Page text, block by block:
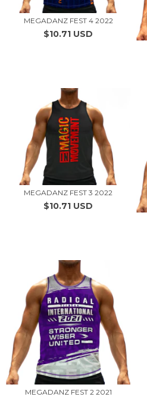
MEGADANZ FEST 4 2022
$10.71 USD
MEGADANZ FEST 3 2022
$10.71 USD
MEGADANZ FEST 2 2021